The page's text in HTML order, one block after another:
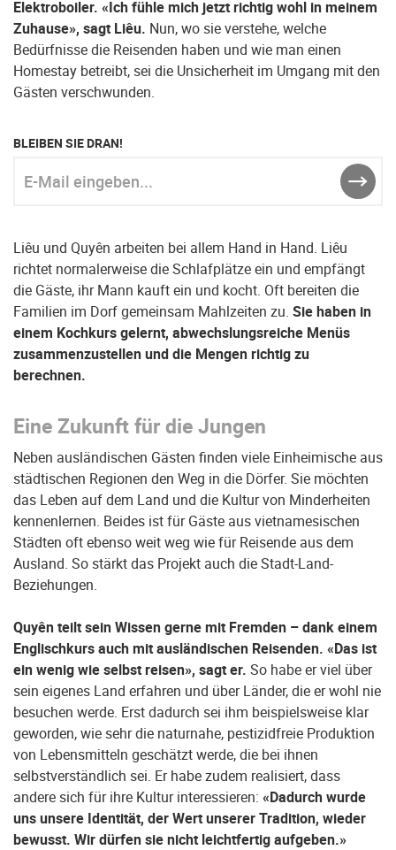
Elektroboiler. «Ich fühle mich jetzt richtig wohl in meinem
Zuhause», sagt Liêu. Nun, wo sie verstehe, welche
Bedürfnisse die Reisenden haben und wie man einen
Homestay betreibt, sei die Unsicherheit im Umgang mit den
Gästen verschwunden.
BLEIBEN SIE DRAN!
Liêu und Quyên arbeiten bei allem Hand in Hand. Liêu
richtet normalerweise die Schlafplätze ein und empfängt
die Gäste, ihr Mann kauft ein und kocht. Oft bereiten die
Familien im Dorf gemeinsam Mahlzeiten zu. Sie haben in
einem Kochkurs gelernt, abwechslungsreiche Menüs
zusammenzustellen und die Mengen richtig zu
berechnen.
Eine Zukunft für die Jungen
Neben ausländischen Gästen finden viele Einheimische aus
städtischen Regionen den Weg in die Dörfer. Sie möchten
das Leben auf dem Land und die Kultur von Minderheiten
kennenlernen. Beides ist für Gäste aus vietnamesischen
Städten oft ebenso weit weg wie für Reisende aus dem
Ausland. So stärkt das Projekt auch die Stadt-Land-
Beziehungen.
Quyên teilt sein Wissen gerne mit Fremden – dank einem
Englischkurs auch mit ausländischen Reisenden. «Das ist
ein wenig wie selbst reisen», sagt er. So habe er viel über
sein eigenes Land erfahren und über Länder, die er wohl nie
besuchen werde. Erst dadurch sei ihm beispielsweise klar
geworden, wie sehr die naturnahe, pestizidfreie Produktion
von Lebensmitteln geschätzt werde, die bei ihnen
selbstverständlich sei. Er habe zudem realisiert, dass
andere sich für ihre Kultur interessieren: «Dadurch wurde
uns unsere Identität, der Wert unserer Tradition, wieder
bewusst. Wir dürfen sie nicht leichtfertig aufgeben.»